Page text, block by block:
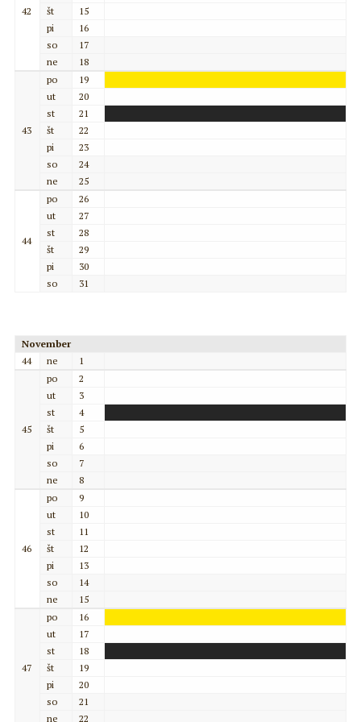
42
št
15
pi
16
so
17
ne
18
43
po
19
ut
20
st
21
št
22
pi
23
so
24
ne
25
44
po
26
ut
27
st
28
št
29
pi
30
so
31
November
44
ne 1
45
po
2
ut
3
st
4
št
5
pi
6
so
7
ne
8
46
po
9
ut
10
st
11
št
12
pi
13
so
14
ne
15
47
po
16
ut
17
st
18
št
19
pi
20
so
21
ne
22